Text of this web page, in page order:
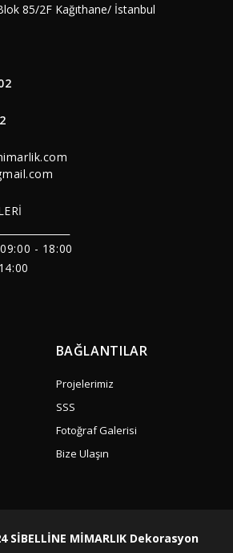
85/2F Kağıthane/ İstanbul
09:00 - 18:00
BAĞLANTILAR
Projelerimiz
SSS
Fotoğraf Galerisi
Bize Ulaşın
SİBELLİNE MİMARLIK Dekorasyon